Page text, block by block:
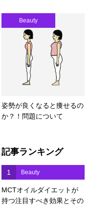
Beauty
姿勢が良くなると痩せるの
か？！問題について
記事ランキング
1 Beauty
MCTオイルダイエットが
持つ注目すべき効果とその